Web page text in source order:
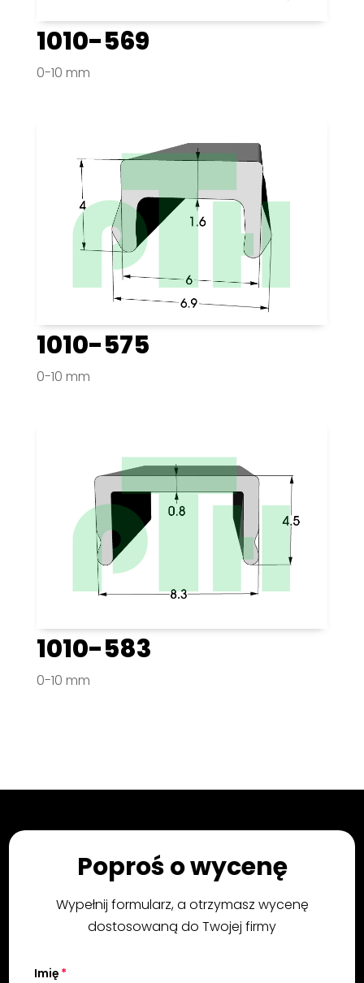
1010-569
0-10 mm
1010-575
0-10 mm
1010-583
0-10 mm
Poproś o wycenę
Wypełnij formularz, a otrzymasz wycenę
dostosowaną do Twojej firmy
Imię